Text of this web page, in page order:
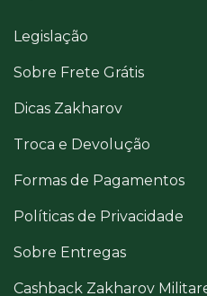
Legislação
Sobre Frete Grátis
Dicas Zakharov
Troca e Devolução
Formas de Pagamentos
Políticas de Privacidade
Sobre Entregas
Cashback Zakharov